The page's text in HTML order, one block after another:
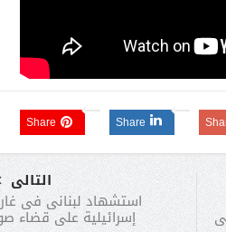
Share
Share
التالى
استشهاد لبنانى فى
إسرائيلية على قضاء